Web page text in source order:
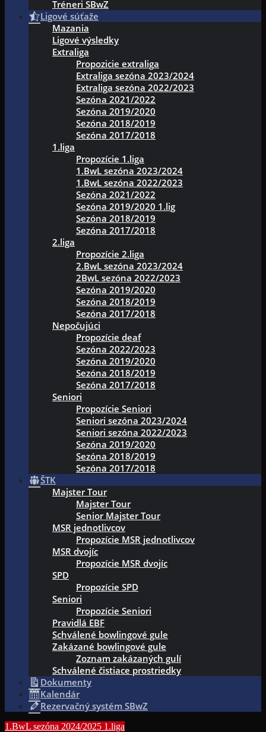
Tréneri SBwZ
Ligové súťaže
Mazania
Ligové výsledky
Extraliga
Propozicie extraliga
Extraliga sezóna 2023/2024
Extraliga sezóna 2022/2023
Sezóna 2021/2022
Sezóna 2019/2020
Sezóna 2018/2019
Sezóna 2017/2018
1.liga
Propozície 1.liga
1.BwL sezóna 2023/2024
1.BwL sezóna 2022/2023
Sezóna 2021/2022
Sezóna 2019/2020 1.lig
Sezóna 2018/2019
Sezóna 2017/2018
2.liga
Propozície 2.liga
2.BwL sezóna 2023/2024
2BwL sezóna 2022/2023
Sezóna 2019/2020
Sezóna 2018/2019
Sezóna 2017/2018
Nepočujúci
Propozície deaf
Sezóna 2022/2023
Sezóna 2019/2020
Sezóna 2018/2019
Sezóna 2017/2018
Seniori
Propozície Seniori
Seniori sezóna 2023/2024
Seniori sezóna 2022/2023
Sezóna 2019/2020
Sezóna 2018/2019
Sezóna 2017/2018
ŠTK
Majster Tour
Majster Tour
Senior Majster Tour
MSR jednotlivcov
Propozície MSR jednotlivcov
MSR dvojíc
Propozície MSR dvojíc
SPD
Propozície SPD
Seniori
Propozície Seniori
Pravidlá EBF
Schválené bowlingové gule
Zakázané bowlingové gule
Zoznam zakázaných gulí
Schválené čistiace prostriedky
Dokumenty
Kalendár
Rezervačný systém SBwZ
1.BwL sezóna 2024/2025 1.liga